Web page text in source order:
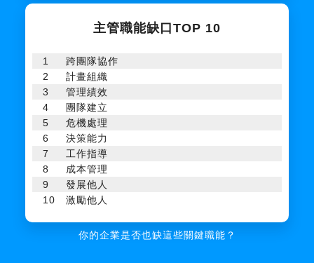
主管職能缺口TOP 10
1
跨團隊協作
2
計畫組織
3
管理績效
4
團隊建立
5
危機處理
6
決策能力
7
工作指導
8
成本管理
9
發展他人
10
激勵他人
你的企業是否也缺這些關鍵職能？